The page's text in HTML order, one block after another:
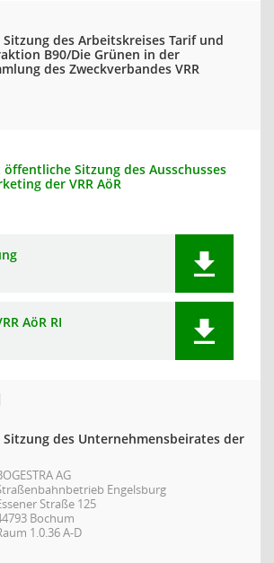
des Arbeitskreises Tarif und
B90/Die Grünen in der
des Zweckverbandes VRR
Sitzung des Ausschusses
der VRR AöR
AöR RI
des Unternehmensbeirates der
AG
Engelsburg
Straße 125
Bochum
1.0.36 A-D